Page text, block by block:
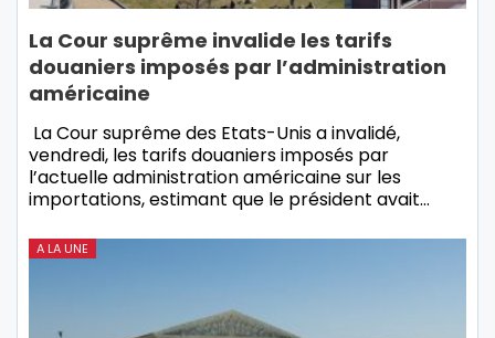
La Cour suprême invalide les tarifs
douaniers imposés par l’administration
américaine
La Cour suprême des Etats-Unis a invalidé,
vendredi, les tarifs douaniers imposés par
l’actuelle administration américaine sur les
importations, estimant que le président avait…
A LA UNE